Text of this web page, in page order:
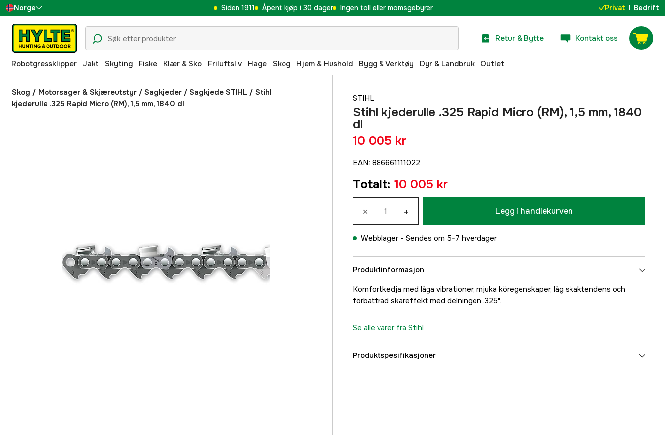
Norge
Sverige
Danmark
Suomi
Deutschland
Siden 1911 Åpent kjøp i 30 dager Ingen toll eller momsgebyrer Privat Bedrift
Retur & Bytte Kontakt oss
Robotgressklipper Jakt Skyting Fiske Klær & Sko Friluftsliv Hage Skog Hjem & Hushold Bygg & Verktøy Dyr & Landbruk Outlet
Skog / Motorsager & Skjæreutstyr / Sagkjeder / Sagkjede STIHL / Stihl
kjederulle .325 Rapid Micro (RM), 1,5 mm, 1840 dl
STIHL
Stihl kjederulle .325 Rapid Micro (RM), 1,5 mm, 1840
dl
10 005 kr
EAN: 886661111022
Totalt: 10 005 kr
× + Legg i handlekurven
Webblager - Sendes om 5-7 hverdager
Produktinformasjon
Komfortkedja med låga vibrationer, mjuka köregenskaper, låg skaktendens och
förbättrad skäreffekt med delningen .325".
Se alle varer fra Stihl
Produktspesifikasjoner